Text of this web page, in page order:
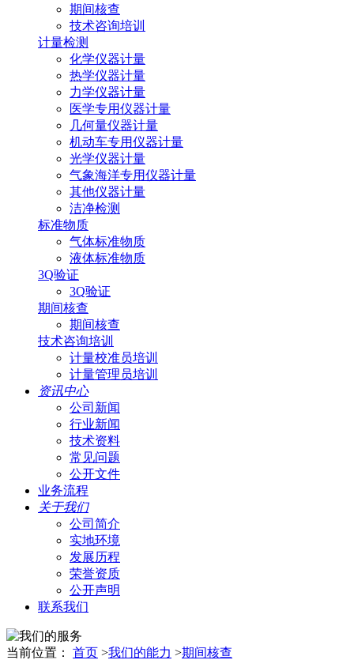
期间核查
技术咨询培训
计量检测
化学仪器计量
热学仪器计量
力学仪器计量
医学专用仪器计量
几何量仪器计量
机动车专用仪器计量
光学仪器计量
气象海洋专用仪器计量
其他仪器计量
洁净检测
标准物质
气体标准物质
液体标准物质
3Q验证
3Q验证
期间核查
期间核查
技术咨询培训
计量校准员培训
计量管理员培训
资讯中心
公司新闻
行业新闻
技术资料
常见问题
公开文件
业务流程
关于我们
公司简介
实地环境
发展历程
荣誉资质
公开声明
联系我们
当前位置： 首页 >我们的能力 >期间核查